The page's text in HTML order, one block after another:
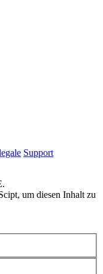
Support
um diesen Inhalt zu